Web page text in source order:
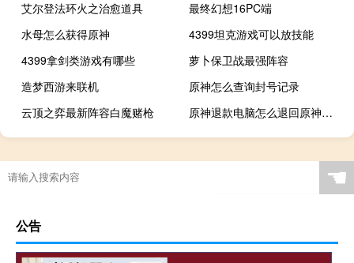
艾尔登法环火之治愈道具
最终幻想16PC端
水母怎么获得原神
4399坦克游戏可以放技能
4399拿剑类游戏有哪些
萝卜保卫战最强阵容
造梦西游来联机
原神怎么查询封号记录
云顶之弈最新阵容白魔赌枪
原神退款电脑怎么退回原神账号
☚
公告